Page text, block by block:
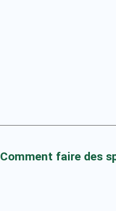
Comment faire des